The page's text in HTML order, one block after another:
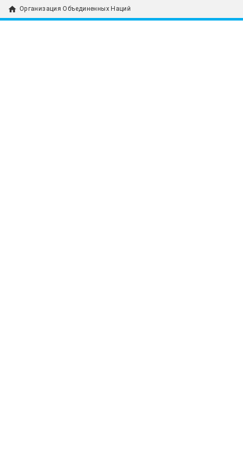
home Организация Объединенных Наций